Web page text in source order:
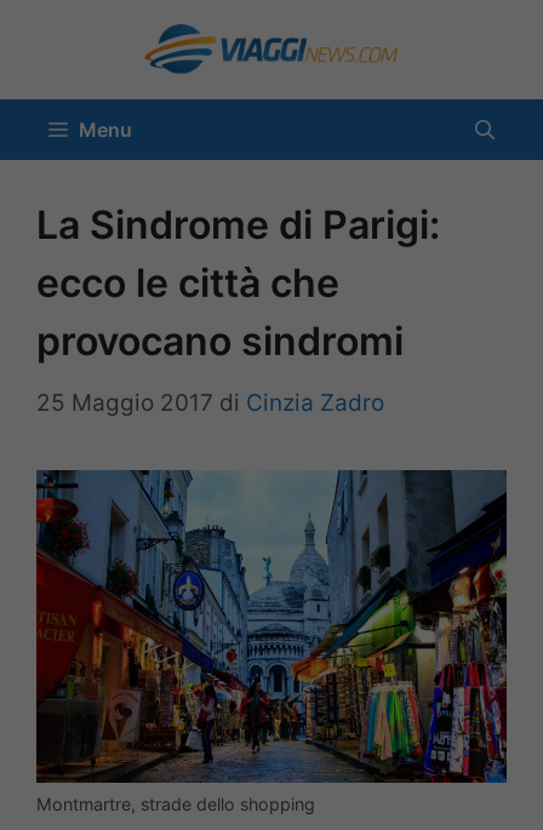
contenuto
Menu
La Sindrome di Parigi:
ecco le città che
provocano sindromi
25 Maggio 2017 di Cinzia Zadro
Montmartre, strade dello shopping